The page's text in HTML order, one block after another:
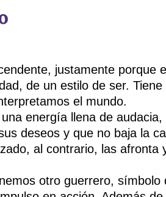
justamente porque
de un estilo de ser. Tiene
el mundo.
energía llena de audacia,
deseos y que no baja la
al contrario, las afronta
otro guerrero, símbolo